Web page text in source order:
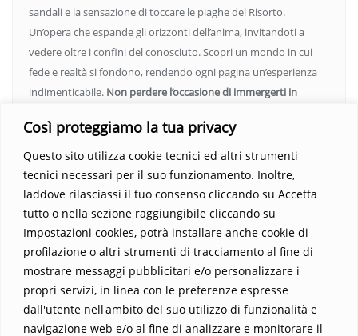
Così proteggiamo la tua privacy
Questo sito utilizza cookie tecnici ed altri strumenti
tecnici necessari per il suo funzionamento. Inoltre,
laddove rilasciassi il tuo consenso cliccando su Accetta
tutto o nella sezione raggiungibile cliccando su
Impostazioni cookies, potrà installare anche cookie di
profilazione o altri strumenti di tracciamento al fine di
mostrare messaggi pubblicitari e/o personalizzare i
propri servizi, in linea con le preferenze espresse
dall'utente nell'ambito del suo utilizzo di funzionalità e
navigazione web e/o al fine di analizzare e monitorare il
sandali e la sensazione di toccare le piaghe del Risorto.
Un’opera che espande gli orizzonti dell’anima, invitandoti a
vedere oltre i confini del conosciuto. Scopri un mondo in cui
fede e realtà si fondono, rendendo ogni pagina un’esperienza
indimenticabile. Non perdere l’occasione di immergerti in
Parola trasformi la tua vita.
Home Contatti